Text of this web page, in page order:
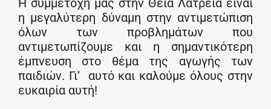
Η συμμετοχή μας στην Θεία Λατρεία είναι
η μεγαλύτερη δύναμη στην αντιμετώπιση
όλων των προβλημάτων που
αντιμετωπίζουμε και η σημαντικότερη
έμπνευση στο θέμα της αγωγής των
παιδιών. Γι’ αυτό και καλούμε όλους στην
ευκαιρία αυτή!